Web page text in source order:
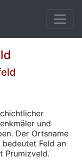
und
Der Ortsname
Feld an
Prumizveld.